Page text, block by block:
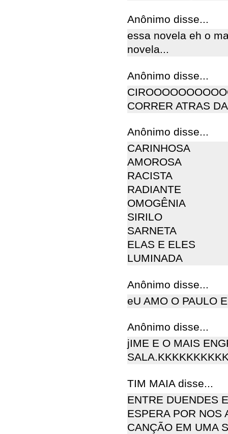
Anônimo disse...
essa novela eh o
novela...
Anônimo disse...
CORRER ATRAS
Anônimo disse...
CARINHOSA
AMOROSA
RACISTA
RADIANTE
OMOGÊNIA
SIRILO
SARNETA
ELAS E ELES
LUMINADA
Anônimo disse...
eU AMO O PAULO
Anônimo disse...
jIME E O MAIS
TIM MAIA disse...
ENTRE DUENDES
ESPERA POR NOS
CANÇÃO EM UMA